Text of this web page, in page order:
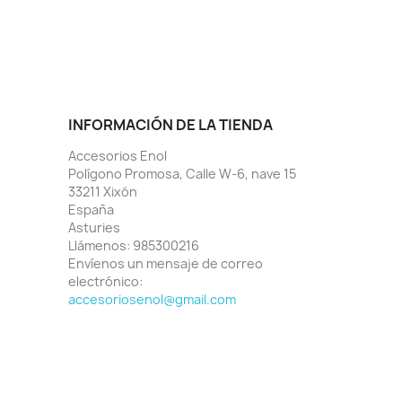
INFORMACIÓN DE LA TIENDA
Accesorios Enol
Polígono Promosa, Calle W-6, nave 15
33211 Xixón
España
Asturies
Llámenos: 985300216
Envíenos un mensaje de correo
electrónico:
accesoriosenol@gmail.com